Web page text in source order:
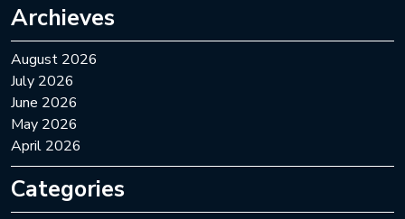
Archieves
August 2026
July 2026
June 2026
May 2026
April 2026
Categories